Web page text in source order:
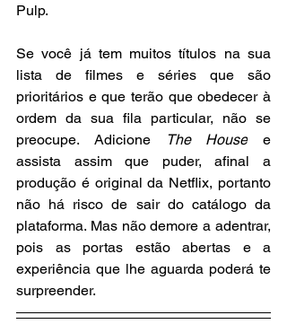
Pulp.
Se você já tem muitos títulos na sua
lista de filmes e séries que são
prioritários e que terão que obedecer à
ordem da sua fila particular, não se
preocupe. Adicione
The House e
assista assim que puder, afinal a
produção é original da Netflix, portanto
não há risco de sair do catálogo da
plataforma. Mas não demore a adentrar,
pois as portas estão abertas e a
experiência que lhe aguarda poderá te
surpreender.